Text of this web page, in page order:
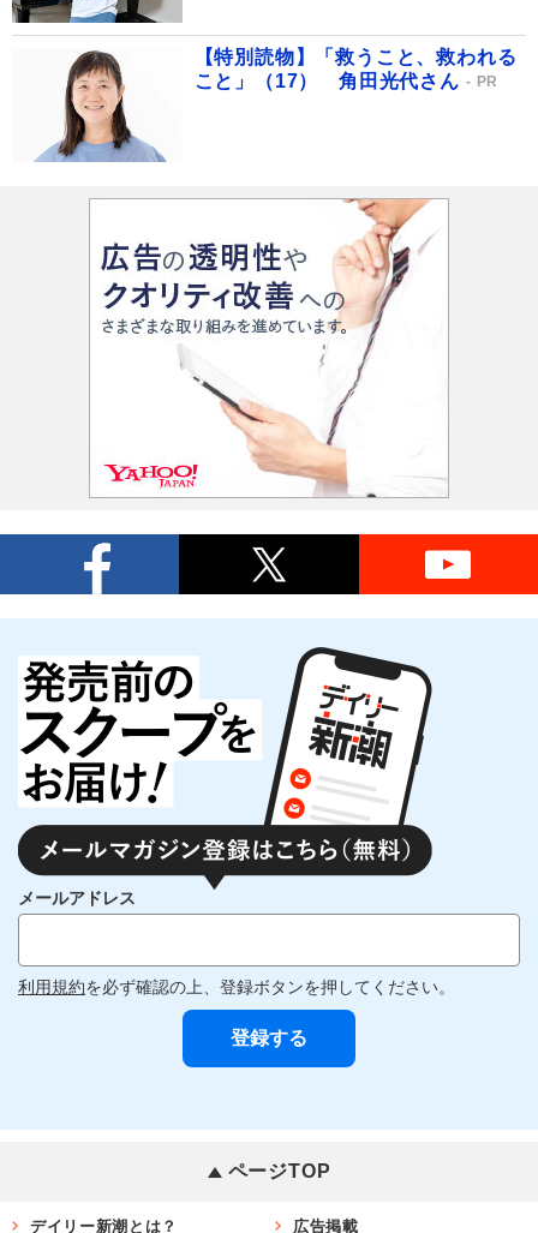
【特別読物】「救うこと、救われる
こと」（17） 角田光代さん
PR
メールアドレス
利用規約を必ず確認の上、登録ボタンを押してください。
ページTOP
デイリー新潮とは？ 広告掲載